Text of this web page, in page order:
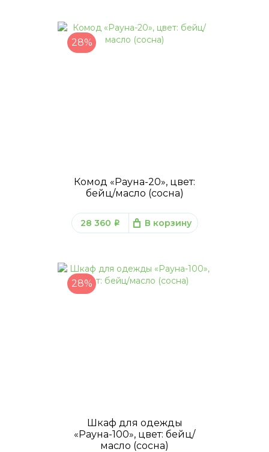
28%
Комод «Рауна-20», цвет:
бейц/масло (сосна)
28 360 q В корзину
28%
Шкаф для одежды
«Рауна-100», цвет: бейц/
масло (сосна)